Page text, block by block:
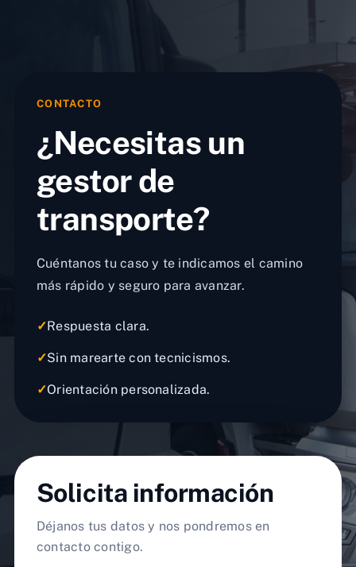
CONTACTO
¿Necesitas un
gestor de
transporte?
Cuéntanos tu caso y te indicamos el camino
más rápido y seguro para avanzar.
✓Respuesta clara.
✓Sin marearte con tecnicismos.
✓Orientación personalizada.
Solicita información
Déjanos tus datos y nos pondremos en
contacto contigo.